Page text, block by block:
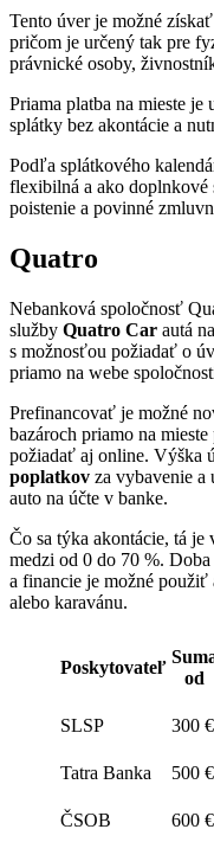
Tento úver je možné
pričom je určený tak pre
právnické osoby,
Priama platba na mieste je
splátky bez akontácie a
Podľa splátkového
flexibilná a ako doplnkové
poistenie a povinné
Quatro
Nebanková spoločnosť
služby Quatro Car autá
s možnosťou požiadať o
priamo na webe
Prefinancovať je možné
bazároch priamo na
požiadať aj online. Výška
poplatkov za vybavenie a
auto na účte v banke.
Čo sa týka akontácie, tá
medzi od 0 do 70 %.
a financie je možné
alebo karavánu.
Poskytovateľ
od
SLSP
300 €
Tatra Banka 500 €
ČSOB 600 €